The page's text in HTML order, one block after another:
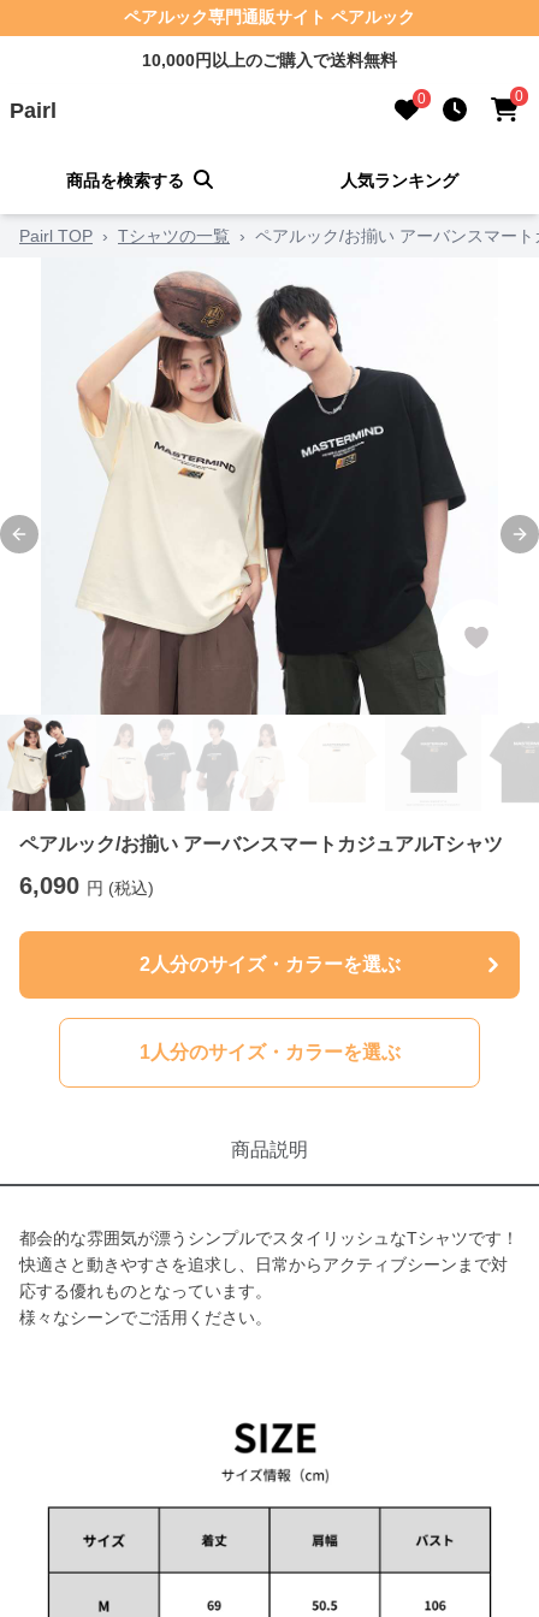
ペアルック専門通販サイト ペアルック
10,000円以上のご購入で送料無料
Pairl 0 0
商品を検索する 人気ランキング
Pairl TOP › Tシャツの一覧 › ペアルック/お揃い アーバンスマー
Previous slide
ペアルック/お揃い アーバンスマートカジュアルTシャツ
6,090 円 (税込)
2人分のサイズ・カラーを選ぶ
1人分のサイズ・カラーを選ぶ
商品説明
都会的な雰囲気が漂うシンプルでスタイリッシュなTシャツです！
快適さと動きやすさを追求し、日常からアクティブシーンまで対
応する優れものとなっています。
様々なシーンでご活用ください。